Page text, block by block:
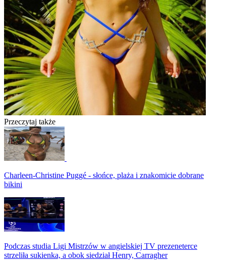
Przeczytaj także
Charleen-Christine Puggé - słońce, plaża i znakomicie dobrane
bikini
Podczas studia Ligi Mistrzów w angielskiej TV prezeneterce
strzeliła sukienka, a obok siedział Henry, Carragher